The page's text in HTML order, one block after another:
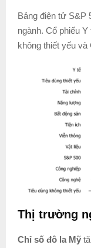
Bảng điện tử S&P
ngành. Cổ phiếu
không thiết yếu và
Thị trường
Chỉ số đô la Mỹ